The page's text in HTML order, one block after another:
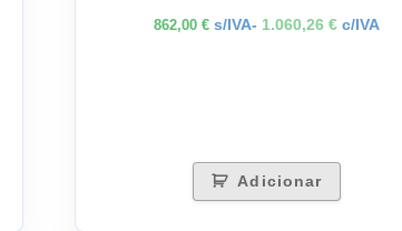
862,00 € s/IVA- 1.060,26 €c/IVA
Adicionar